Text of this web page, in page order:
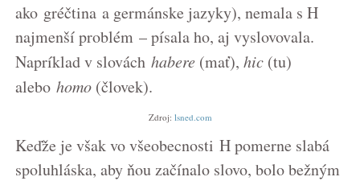
ako gréčtina a germánske jazyky), nemala s H
najmenší problém – písala ho, aj vyslovovala.
Napríklad v slovách habere (mať), hic (tu)
alebo homo (človek).
Zdroj: lsned.com
Keďže je však vo všeobecnosti H pomerne slabá
spoluhláska, aby ňou začínalo slovo, bolo bežným